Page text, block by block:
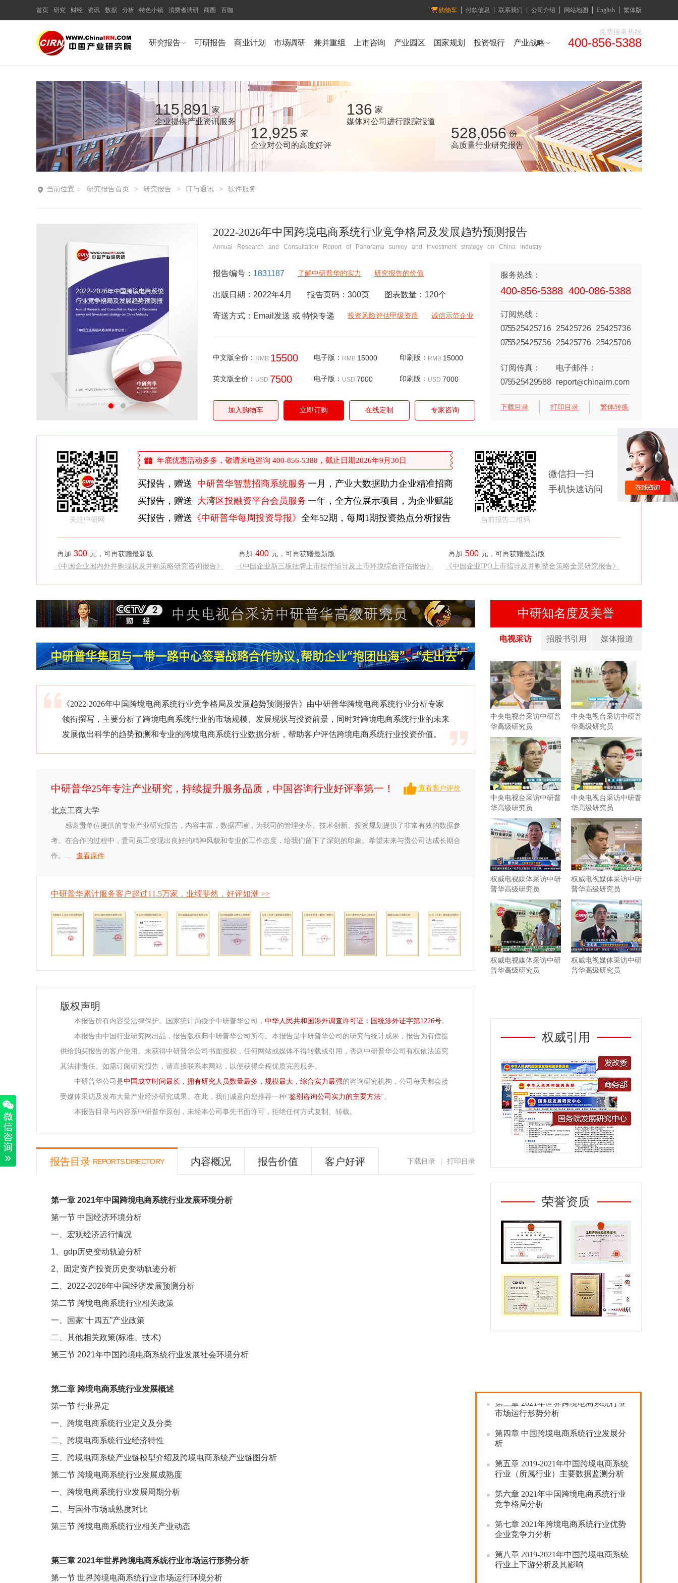
首页 研究 财经 资讯 数据 分析 特色小镇 消费者调研 商圈 百咖 购物车 付款信息 联系我们 公司介绍 网站地图 English 繁体版
研究报告 可研报告 商业计划 市场调研 兼并重组 上市咨询 产业园区 国家规划 投资银行 产业战略
免费服务热线
400-856-5388
115,891 家
企业提供产业资讯服务
12,925 家
企业对公司的高度好评
136 家
媒体对公司进行跟踪报道
528,056 份
高质量行业研究报告
当前位置： 研究报告首页 > 研究报告 > IT与通讯 > 软件服务
2022-2026年中国跨境电商系统行业竞争格局及发展趋势预测报告
Annual Research and Consultation Report of Panorama survey and Investment strategy on China Industry
报告编号： 1831187 了解中研普华的实力 研究报告的价值
出版日期： 2022年4月 报告页码： 300页 图表数量： 120个
寄送方式： Email 发送 或 特快专递 投资风险评估甲级资质 诚信示范企业
中文版全价： RMB 15500 电子版： RMB 15000 印刷版： RMB 15000
英文版全价： USD 7500 电子版： USD 7000 印刷版： USD 7000
加入购物车 立即订购 在线定制 专家咨询
服务热线：
400-856-5388 400-086-5388
订阅热线：
0755-25425716 25425726
25425736
0755-25425756 25425776 25425706
订阅传真：
0755-25429588
电子邮件：
report@chinairn.com
下载目录 打印目录 繁体转换
关注中研网
年底优惠活动多多，敬请来电咨询 400-856-5388，截止日期2026年9月30日
买报告，赠送 中研普华智慧招商系统服务 一月，产业大数据助力企业精准招商
买报告，赠送 大湾区投融资平台会员服务 一年，全方位展示项目，为企业赋能
买报告，赠送 《中研普华每周投资导报》 全年52期，每周1期投资热点分析报告
再加 300 元，可再获赠最新版
《中国企业国内外并购现状及并购策略研究咨询报告》
再加 400 元，可再获赠最新版
《中国企业新三板挂牌上市操作辅导及上市环境综合评估报告》
再加 500 元，可再获赠最新版
《中国企业IPO上市指导及并购整合策略全景研究报告》
当前报告二维码
微信扫一扫
手机快速访问
《2022-2026年中国跨境电商系统行业竞争格局及发展趋势预测报告》由中研普华跨境电商系统行业分析专家
领衔撰写，主要分析了跨境电商系统行业的市场规模、发展现状与投资前景，同时对跨境电商系统行业的未来
发展做出科学的趋势预测和专业的跨境电商系统行业数据分析，帮助客户评估跨境电商系统行业投资价值。
中研普华25年专注产业研究，持续提升服务品质，中国咨询行业好评率第一！ 查看客户评价
北京工商大学
感谢贵单位提供的专业产业研究报告，内容丰富，数据严谨，为我司的管理变革、技术创新、投资规划提供了非常有效的数据参
考。在合作的过程中，贵司员工变现出良好的精神风貌和专业的工作态度，给我们留下了深刻的印象。希望未来与贵公司达成长期合
作。...
查看原件
中研普华累计服务客户超过11.5万家，业绩斐然，好评如潮 >>
版权声明
本报告所有内容受法律保护。国家统计局授予中研普华公司， 中华人民共和国涉外调查许可证：国统涉外证字第1226号。
本报告由中国行业研究网出品，报告版权归中研普华公司所有。本报告是中研普华公司的研究与统计成果，报告为有偿提
供给购买报告的客户使用。未获得中研普华公司书面授权，任何网站或媒体不得转载或引用，否则中研普华公司有权依法追究
其法律责任。如需订阅研究报告，请直接联系本网站，以便获得全程优质完善服务。
中研普华公司是中国成立时间最长，拥有研究人员数量最多，规模最大，综合实力最强的咨询研究机构，公司每天都会接
受媒体采访及发布大量产业经济研究成果。在此，我们诚意向您推荐一种“鉴别咨询公司实力的主要方法”。
本报告目录与内容系中研普华原创，未经本公司事先书面许可，拒绝任何方式复制、转载。
报告目录 REPORTS DIRECTORY 内容概况 报告价值 客户好评 下载目录 打印目录
第一章 2021年中国跨境电商系统行业发展环境分析
第一节 中国经济环境分析
一、宏观经济运行情况
1
gdp历史变动轨迹分析
2 、固定资产投资历史变动轨迹分析
二、 2022-2026年中国经济发展预测分析
第二节 跨境电商系统行业相关政策
一、国家“十四五”产业政策
二、其他相关政策(标准、技术)
第三节 2021年中国跨境电商系统行业发展社会环境分析
第二章 跨境电商系统行业发展概述
第一节 行业界定
一、跨境电商系统行业定义及分类
二、跨境电商系统行业经济特性
三、跨境电商系统产业链模型介绍及跨境电商系统产业链图分析
第二节 跨境电商系统行业发展成熟度
一、跨境电商系统行业发展周期分析
二、与国外市场成熟度对比
第三节 跨境电商系统行业相关产业动态
第三章 2021年世界跨境电商系统行业市场运行形势分析
第一节 世界跨境电商系统行业市场运行环境分析
第三章 2021年世界跨境电商系统行业
市场运行形势分析
第四章 中国跨境电商系统行业发展分
析
第五章 2019-2021年中国跨境电商系统
行业（所属行业）主要数据监测分析
第六章 2021年中国跨境电商系统行业
竞争格局分析
第七章 2021年跨境电商系统行业优势
企业竞争力分析
第八章 2019-2021年中国跨境电商系统
行业上下游分析及其影响
中研知名度及美誉
电视采访 招股书引用 媒体报道
中央电视台采访中研普
华高级研究员
中央电视台采访中研普
华高级研究员
中央电视台采访中研普
华高级研究员
中央电视台采访中研普
华高级研究员
权威电视媒体采访中研
普华高级研究员
权威电视媒体采访中研
普华高级研究员
权威电视媒体采访中研
普华高级研究员
权威电视媒体采访中研
普华高级研究员
权威引用
荣誉资质